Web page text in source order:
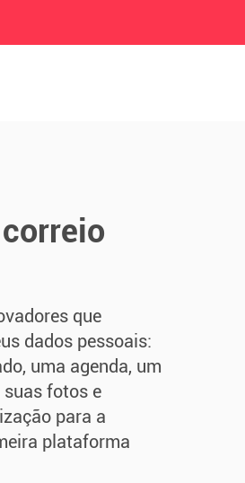
que
dados pessoais:
uma agenda, um
suas fotos e
para a
plataforma